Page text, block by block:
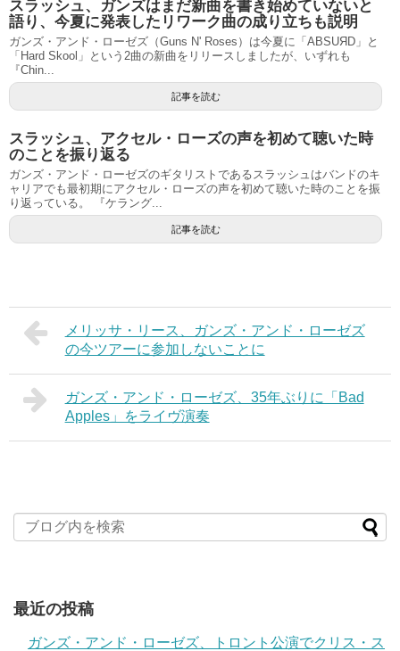
スラッシュ、ガンズはまだ新曲を書き始めていないと
語り、今夏に発表したリワーク曲の成り立ちも説明
ガンズ・アンド・ローゼズ（Guns N' Roses）は今夏に「ABSUЯD」と
「Hard Skool」という2曲の新曲をリリースしましたが、いずれも
『Chin...
記事を読む
スラッシュ、アクセル・ローズの声を初めて聴いた時
のことを振り返る
ガンズ・アンド・ローゼズのギタリストであるスラッシュはバンドのキ
ャリアでも最初期にアクセル・ローズの声を初めて聴いた時のことを振
り返っている。 『ケラング...
記事を読む
メリッサ・リース、ガンズ・アンド・ローゼズ
の今ツアーに参加しないことに
ガンズ・アンド・ローゼズ、35年ぶりに「Bad
Apples」をライヴ演奏
最近の投稿
ガンズ・アンド・ローゼズ、トロント公演でクリス・ス